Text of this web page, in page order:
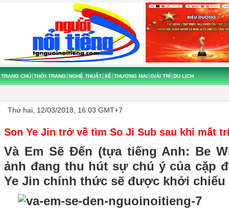
TRANG CHỦ THỜI TRANG NGHỆ THUẬT XẾ THƯƠNG MẠI GIẢI TRÍ DU LỊCH
Thứ hai, 12/03/2018, 16:03 GMT+7
Son Ye Jin trở về tìm So Ji Sub sau khi mất
Và Em Sẽ Đến (tựa tiếng Anh: Be
ảnh đang thu hút sự chú ý của cặp
Ye Jin chính thức sẽ được khởi chiếu